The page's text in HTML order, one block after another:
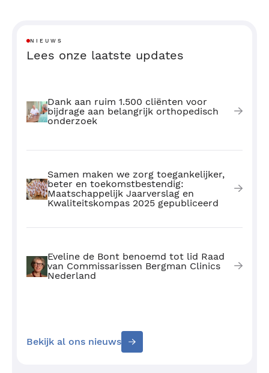
NIEUWS
Lees onze laatste updates
Dank aan ruim 1.500 cliënten voor
bijdrage aan belangrijk orthopedisch
onderzoek
Samen maken we zorg toegankelijker,
beter en toekomstbestendig:
Maatschappelijk Jaarverslag en
Kwaliteitskompas 2025 gepubliceerd
Eveline de Bont benoemd tot lid Raad
van Commissarissen Bergman Clinics
Nederland
Bekijk al ons nieuws